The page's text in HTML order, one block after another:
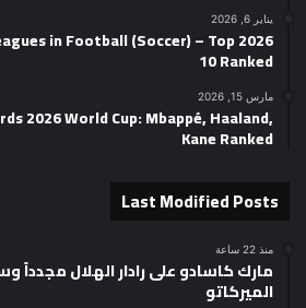
يناير 6, 2026
in Football (Soccer) – Top
10 Ranked
مارس 15, 2026
2026 World Cup: Mbappé, Haaland,
Kane Ranked
Last Modified Posts
منذ 22 ساعة
مارك كاسادو على رادار الهلال
الميركاتو